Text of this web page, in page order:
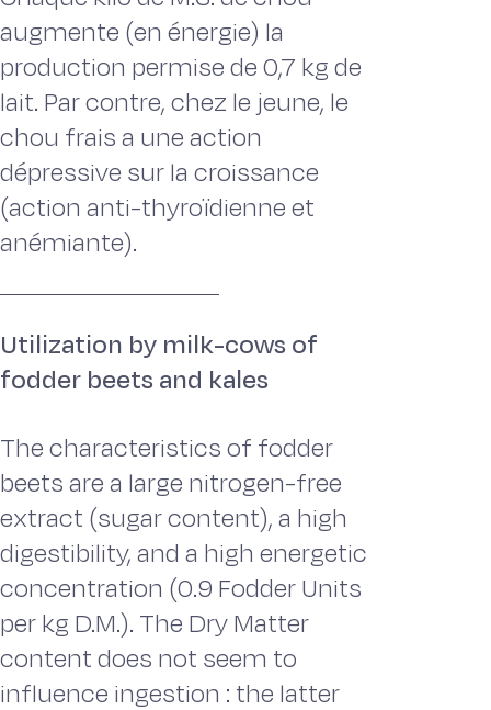
augmente (en énergie) la
production permise de 0,7 kg de
lait. Par contre, chez le jeune, le
chou frais a une action
dépressive sur la croissance
(action anti-thyroïdienne et
anémiante).
Utilization by milk-cows of
fodder beets and kales
The characteristics of fodder
beets are a large nitrogen-free
extract (sugar content), a high
digestibility, and a high energetic
concentration (0.9 Fodder Units
per kg D.M.). The Dry Matter
content does not seem to
influence ingestion : the latter